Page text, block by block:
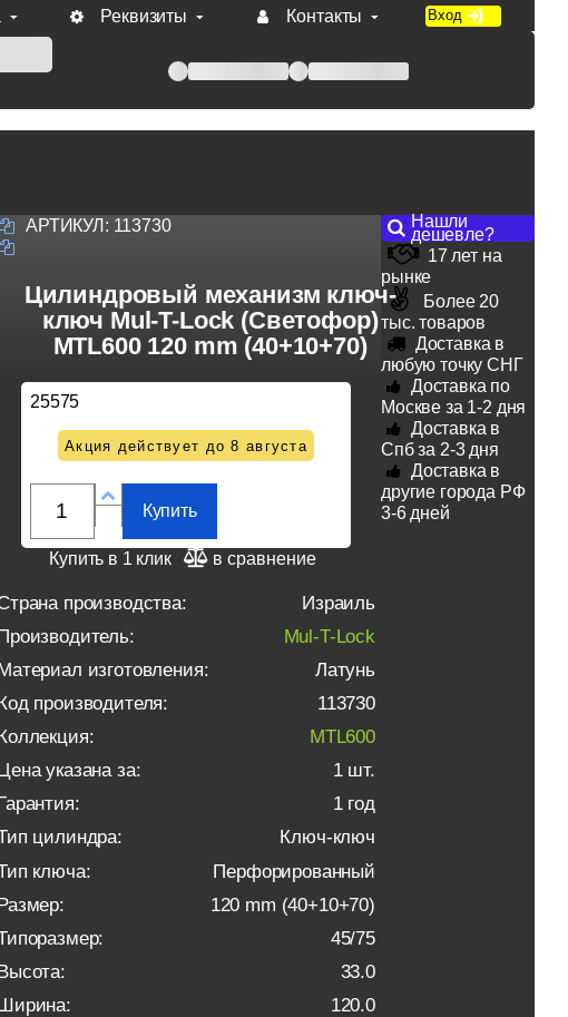
Реквизиты Контакты Вход
при оплате по счету.
АРТИКУЛ: 113730
Цилиндровый механизм ключ-
ключ Mul-T-Lock (Светофор)
MTL600 120 mm (40+10+70)
25575
Акция действует до 8 августа
Купить
Купить в 1 клик в сравнение
производства:
Израиль
Mul-T-Lock
изготовления:
Латунь
Код производителя:
113730
Коллекция:
MTL600
Цена указана за:
1 шт.
Гарантия:
1 год
цилиндра:
Ключ-ключ
ключа:
Перфорированный
120 mm (40+10+70)
45/75
33.0
120.0
Нашли
дешевле?
17 лет на
рынке
Более 20
тыс. товаров
Доставка в
любую точку СНГ
Доставка по
Москве за 1-2 дня
Доставка в
Спб за 2-3 дня
Доставка в
другие города РФ
3-6 дней